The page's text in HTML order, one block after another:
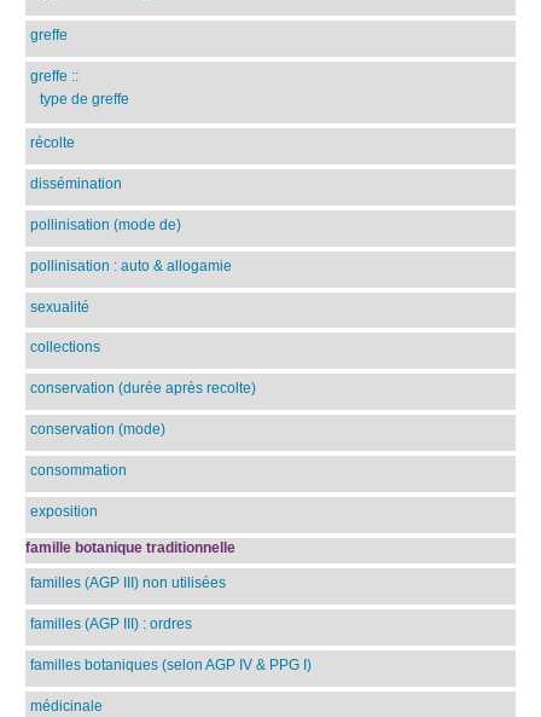
greffe
greffe ::
type de greffe
récolte
dissémination
pollinisation (mode de)
pollinisation : auto & allogamie
sexualité
collections
conservation (durée après recolte)
conservation (mode)
consommation
exposition
famille botanique traditionnelle
familles (AGP III) non utilisées
familles (AGP III) : ordres
familles botaniques (selon AGP IV & PPG I)
médicinale